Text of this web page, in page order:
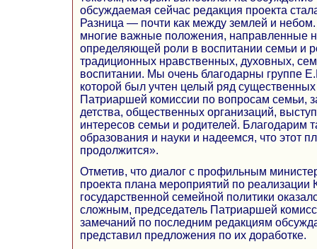
обсуждаемая сейчас редакция проекта
Разница — почти как между землей и
многие важные положения, направленные
определяющей роли в воспитании семьи и
традиционных нравственных, духовных,
воспитании. Мы очень благодарны группе
которой был учтен целый ряд
Патриаршей комиссии по вопросам семьи,
детства, общественных организаций,
интересов семьи и родителей. Благодарим
образования и науки и надеемся, что этот
продолжится».
Отметив, что диалог с профильным
проекта плана мероприятий по реализации
государственной семейной политики
сложным, председатель Патриаршей
замечаний по последним редакциям
представил предложения по их доработке.